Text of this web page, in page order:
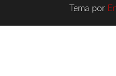
Tema por